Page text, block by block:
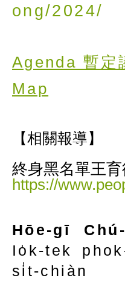
ong/2024/
Agenda 暫定
Map
【相關報導】
終身黑名單王
https://
Hōe-gī
Io̍k-tek
si̍t-chiàn